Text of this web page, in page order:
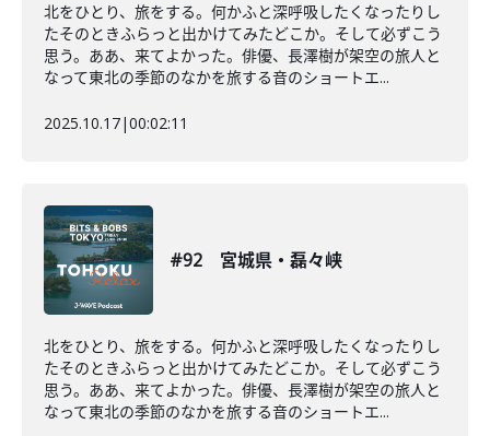
北をひとり、旅をする。何かふと深呼吸したくなったりし
たそのときふらっと出かけてみたどこか。そして必ずこう
思う。ああ、来てよかった。俳優、長澤樹が架空の旅人と
なって東北の季節のなかを旅する音のショートエ...
2025.10.17|00:02:11
#92 宮城県・磊々峡
北をひとり、旅をする。何かふと深呼吸したくなったりし
たそのときふらっと出かけてみたどこか。そして必ずこう
思う。ああ、来てよかった。俳優、長澤樹が架空の旅人と
なって東北の季節のなかを旅する音のショートエ...